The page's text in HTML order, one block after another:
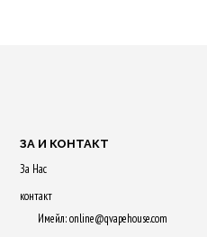
ЗА И КОНТАКТ
За Нас
контакт
Имейл: online@qvapehouse.com